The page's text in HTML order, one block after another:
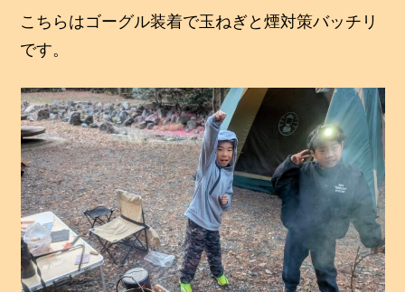
こちらはゴーグル装着で玉ねぎと煙対策バッチリ
です。